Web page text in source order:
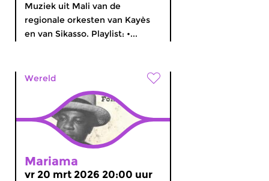
Muziek uit Mali van de
regionale orkesten van Kayès
en van Sikasso. Playlist: •...
Wereld
Mariama
vr 20 mrt 2026 20:00 uur